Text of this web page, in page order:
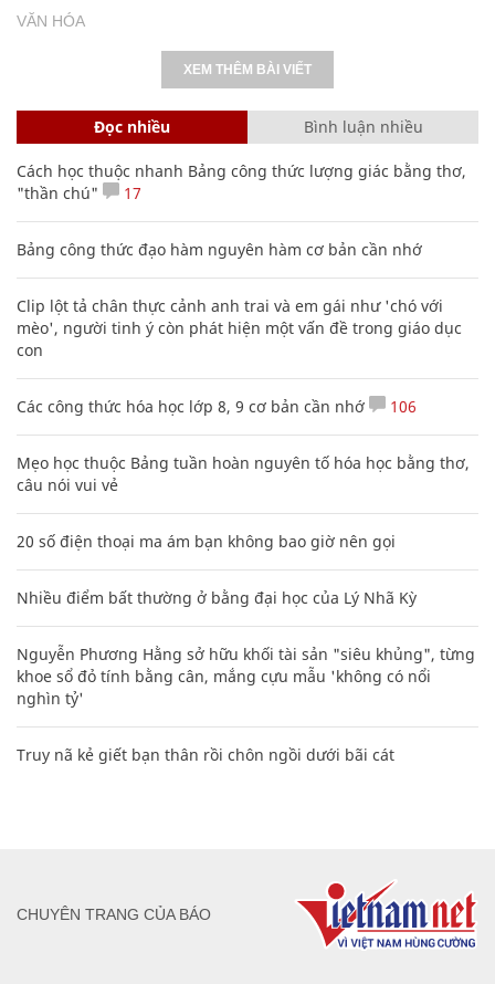
VĂN HÓA
XEM THÊM BÀI VIẾT
Đọc nhiều Bình luận nhiều
Cách học thuộc nhanh Bảng công thức lượng giác bằng thơ,
"thần chú"
17
Bảng công thức đạo hàm nguyên hàm cơ bản cần nhớ
Clip lột tả chân thực cảnh anh trai và em gái như 'chó với
mèo', người tinh ý còn phát hiện một vấn đề trong giáo dục
con
Các công thức hóa học lớp 8, 9 cơ bản cần nhớ 106
Mẹo học thuộc Bảng tuần hoàn nguyên tố hóa học bằng thơ,
câu nói vui vẻ
20 số điện thoại ma ám bạn không bao giờ nên gọi
Nhiều điểm bất thường ở bằng đại học của Lý Nhã Kỳ
Nguyễn Phương Hằng sở hữu khối tài sản "siêu khủng", từng
khoe sổ đỏ tính bằng cân, mắng cựu mẫu 'không có nổi
nghìn tỷ'
Truy nã kẻ giết bạn thân rồi chôn ngồi dưới bãi cát
CHUYÊN TRANG CỦA BÁO